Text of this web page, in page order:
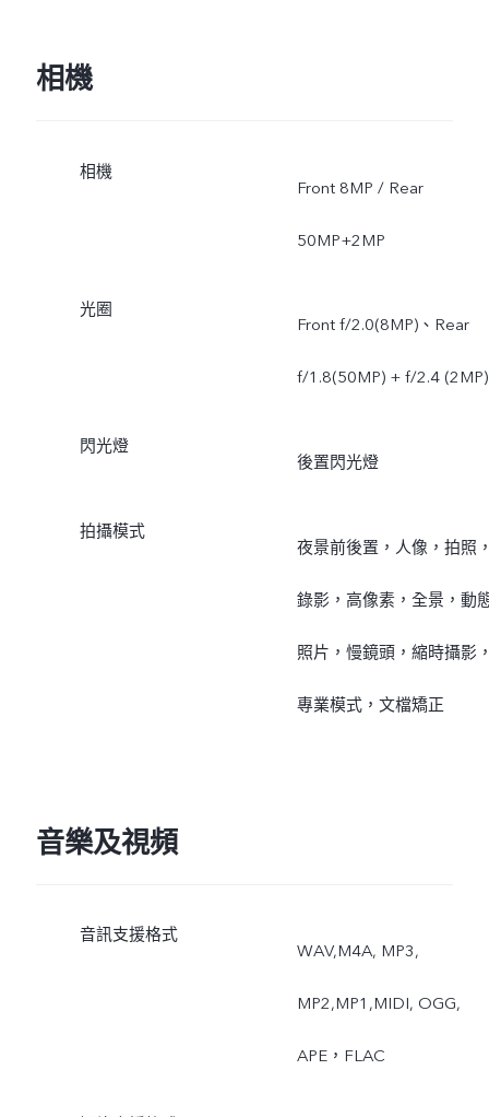
相機
相機
Front 8MP / Rear
50MP+2MP
光圈
Front f/2.0(8MP)、Rear
f/1.8(50MP) + f/2.4 (2MP)
閃光燈
後置閃光燈
拍攝模式
夜景前後置，人像，拍照
錄影，高像素，全景，動
照片，慢鏡頭，縮時攝影
專業模式，文檔矯正
音樂及視頻
音訊支援格式
WAV,M4A, MP3,
MP2,MP1,MIDI, OGG,
APE，FLAC